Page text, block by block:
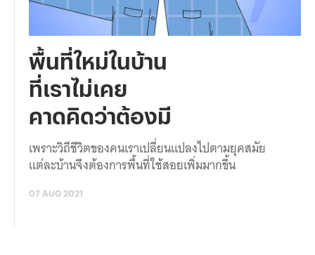
พื้นที่ใหม่ในบ้าน
ที่เราไม่เคย
คาดคิดว่าต้องมี
เพราะวิถีชีวิตของคนเราเปลี่ยนแปลงไปตามยุคสมัย
แต่ละบ้านจึงต้องการพื้นที่ใช้สอยเพิ่มมากขึ้น
07 AUG 2021